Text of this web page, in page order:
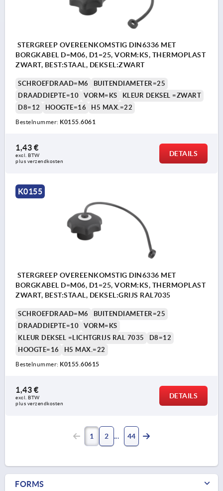
STERGREEP OVEREENKOMSTIG DIN6336 MET
BORGKABEL D=M06, D1=25, VORM:KS, THERMOPLAST
ZWART, BEST:STAAL, DEKSEL:ZWART
SCHROEFDRAAD=M6
BUITENDIAMETER=25
DRAADDIEPTE=10
VORM=KS
KLEUR DEKSEL =ZWART
D8=12
HOOGTE=16 H5 MAX.=22
Bestelnummer: K0155.6061
1,43 €
excl. BTW
plus verzendkosten
DETAILS
K0155
STERGREEP OVEREENKOMSTIG DIN6336 MET
BORGKABEL D=M06, D1=25, VORM:KS, THERMOPLAST
ZWART, BEST:STAAL, DEKSEL:GRIJS RAL7035
SCHROEFDRAAD=M6
BUITENDIAMETER=25
DRAADDIEPTE=10
VORM=KS
KLEUR DEKSEL =LICHTGRIJS RAL 7035
D8=12
HOOGTE=16
H5 MAX.=22
Bestelnummer: K0155.60615
1,43 €
excl. BTW
plus verzendkosten
DETAILS
1 2 44
FORMS